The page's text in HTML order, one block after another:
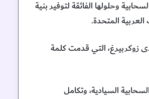
وحلولها الفائقة لتوفير بنية
المتحدة.
زوكربيرغ، التي قدمت كلمة
السيادية، وتكامل